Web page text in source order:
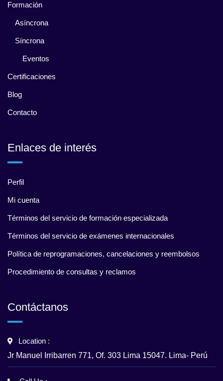
Formación
Asíncrona
Síncrona
Eventos
Certificaciones
Blog
Contacto
Enlaces de interés
Perfil
Mi cuenta
Términos del servicio de formación especializada
Términos del servicio de exámenes internacionales
Política de reprogramaciones, cancelaciones y reembolsos
Procedimiento de consultas y reclamos
Contáctanos
Location :
Jr Manuel Irribarren 771, Of. 303 Lima 15047. Lima- Perú